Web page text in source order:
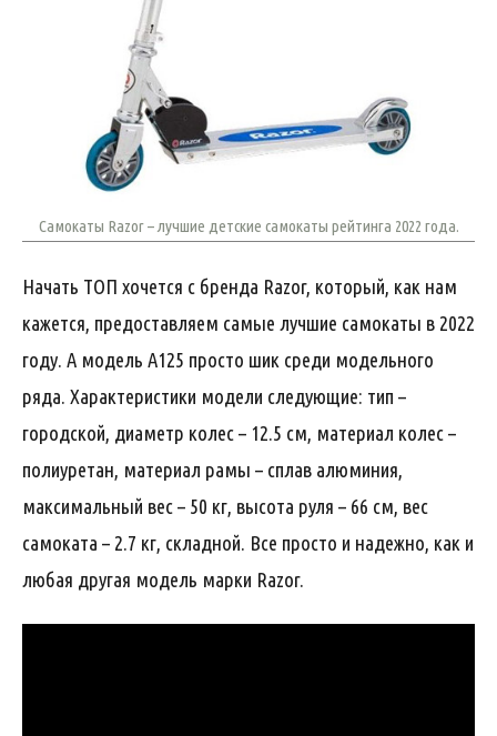
Самокаты Razor – лучшие детские самокаты рейтинга 2022 года.
Начать ТОП хочется с бренда Razor, который, как нам
кажется, предоставляем самые лучшие самокаты в 2022
году. А модель A125 просто шик среди модельного
ряда. Характеристики модели следующие: тип –
городской, диаметр колес – 12.5 см, материал колес –
полиуретан, материал рамы – сплав алюминия,
максимальный вес – 50 кг, высота руля – 66 см, вес
самоката – 2.7 кг, складной. Все просто и надежно, как и
любая другая модель марки Razor.